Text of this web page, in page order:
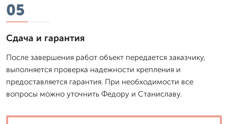
05
Сдача и гарантия
После завершения работ объект передается заказчику,
выполняется проверка надежности крепления и
предоставляется гарантия. При необходимости все
вопросы можно уточнить Федору и Станиславу.